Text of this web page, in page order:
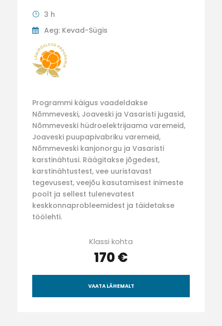
3 h
Aeg: Kevad-Sügis
Programmi käigus vaadeldakse
Nõmmeveski, Joaveski ja Vasaristi jugasid,
Nõmmeveski hüdroelektrijaama varemeid,
Joaveski puupapivabriku varemeid,
Nõmmeveski kanjonorgu ja Vasaristi
karstinähtusi. Räägitakse jõgedest,
karstinähtustest, vee uuristavast
tegevusest, veejõu kasutamisest inimeste
poolt ja sellest tulenevatest
keskkonnaprobleemidest ja täidetakse
töölehti.
Klassi kohta
170 €
VAATA LÄHEMALT